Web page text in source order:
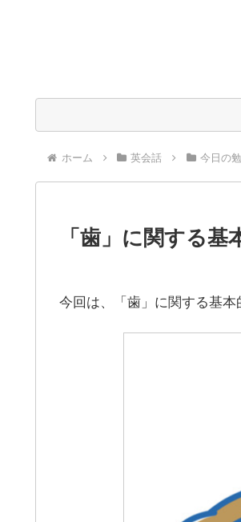
ホーム 英会話 今日の
「歯」に関する
今回は、「歯」に関する基本